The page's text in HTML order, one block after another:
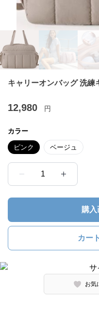
キャリーオンバッグ 洗練
12,980 円
カラー
ピンク ベージュ
1
購入
カー
お気